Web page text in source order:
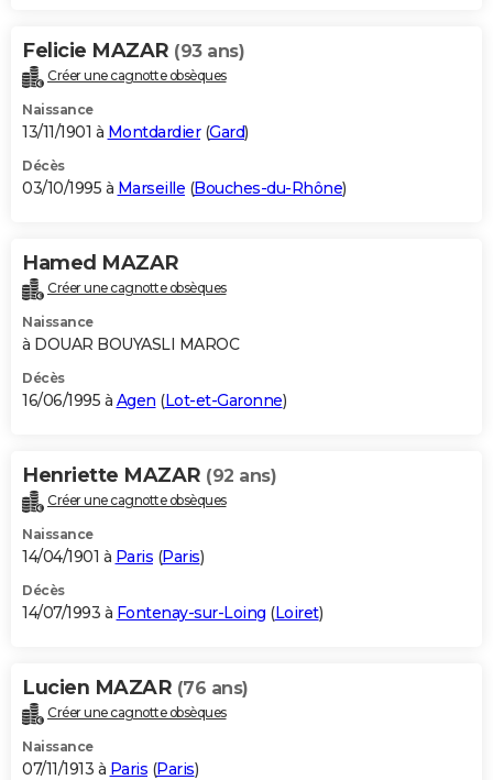
Felicie MAZAR (93 ans)
Créer une cagnotte obsèques
Naissance
13/11/1901 à Montdardier(Gard)
Décès
03/10/1995 à Marseille (Bouches-du-Rhône)
Hamed MAZAR
Créer une cagnotte obsèques
Naissance
à DOUAR BOUYASLI MAROC
Décès
16/06/1995 à Agen (Lot-et-Garonne)
Henriette MAZAR (92 ans)
Créer une cagnotte obsèques
Naissance
14/04/1901 à Paris (Paris)
Décès
14/07/1993 à Fontenay-sur-Loing (Loiret)
Lucien MAZAR (76 ans)
Créer une cagnotte obsèques
Naissance
07/11/1913 à Paris (Paris)